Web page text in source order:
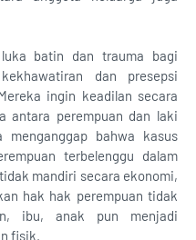
batin dan trauma bagi
dan presepsi
ingin keadilan secara
antara perempuan dan laki
menganggap bahwa kasus
terbelenggu dalam
mandiri secara ekonomi,
hak hak perempuan tidak
ibu, anak pun menjadi
fisik.